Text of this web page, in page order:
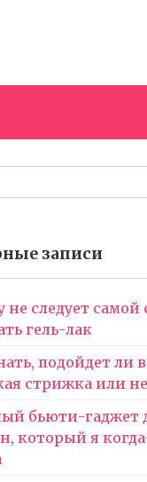
записи
не следует самой
гель-лак
подойдет ли
стрижка или
бьюти-гаджет
который я